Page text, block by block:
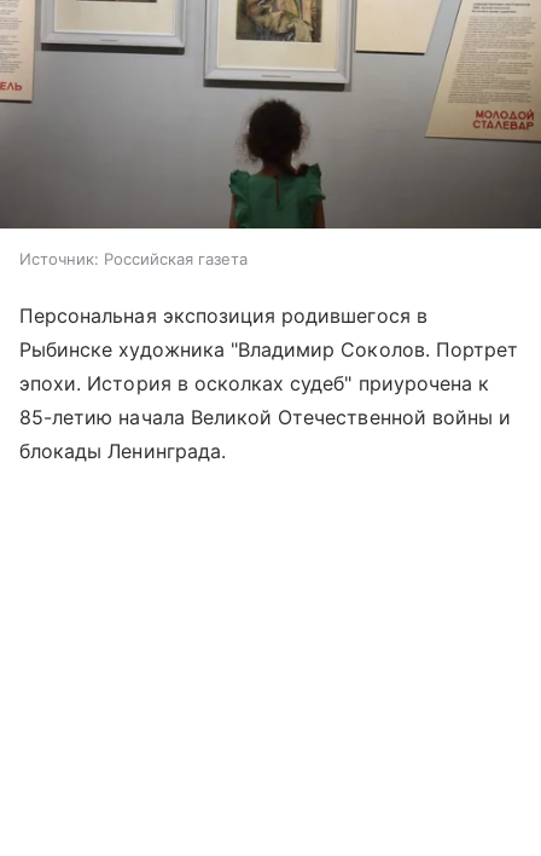
Источник: Российская газета
Персональная экспозиция родившегося в
Рыбинске художника "Владимир Соколов. Портрет
эпохи. История в осколках судеб" приурочена к
85-летию начала Великой Отечественной войны и
блокады Ленинграда.